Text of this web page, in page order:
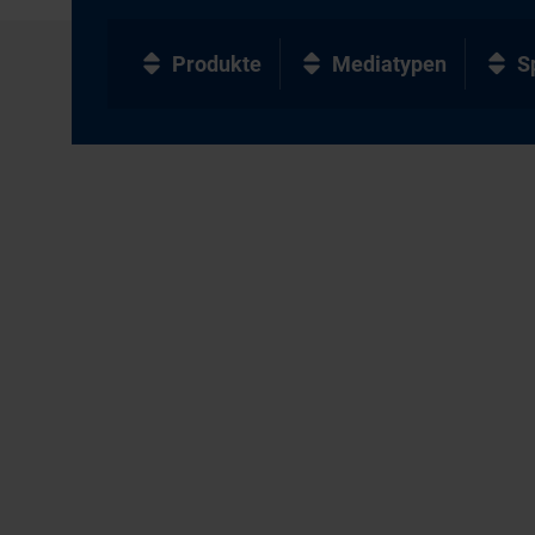
Produkte Mediatypen